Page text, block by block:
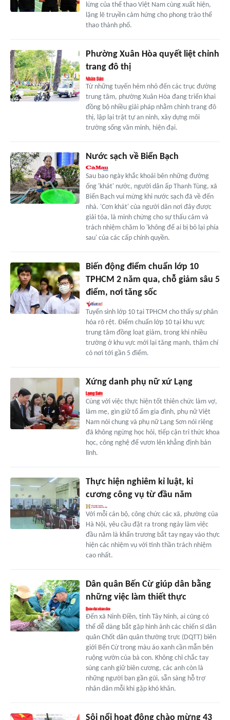
lừng của thể thao Việt Nam cùng xuất hiện,
lặng lẽ truyền cảm hứng cho phong trào thể
thao thành phố.
Phường Xuân Hòa quyết liệt chỉnh
trang đô thị
Từ những tuyến hẻm nhỏ đến các trục đường
trung tâm, phường Xuân Hòa đang triển khai
đồng bộ nhiều giải pháp nhằm chỉnh trang đô
thị, lập lại trật tự an ninh, xây dựng môi
trường sống văn minh, hiện đại.
Nước sạch về Biển Bạch
Sau bao ngày khắc khoải bên những đường
ống 'khát' nước, người dân ấp Thanh Tùng, xã
Biển Bạch vui mừng khi nước sạch đã về đến
nhà. 'Cơn khát' của người dân nơi đây được
giải tỏa, là minh chứng cho sự thấu cảm và
trách nhiệm chăm lo 'không để ai bị bỏ lại phía
sau' của các cấp chính quyền.
Biến động điểm chuẩn lớp 10
TPHCM 2 năm qua, chỗ giảm sâu 5
điểm, nơi tăng sốc
Tuyển sinh lớp 10 tại TPHCM cho thấy sự phân
hóa rõ rệt. Điểm chuẩn lớp 10 tại khu vực
trung tâm đồng loạt giảm, trong khi nhiều
trường ở khu vực mới lại tăng mạnh, thậm chí
có nơi tới gần 5 điểm.
Xứng danh phụ nữ xứ Lạng
Cùng với việc thực hiện tốt thiên chức làm vợ,
làm mẹ, gìn giữ tổ ấm gia đình, phụ nữ Việt
Nam nói chung và phụ nữ Lạng Sơn nói riêng
đã không ngừng học hỏi, tiếp cận tri thức khoa
học, công nghệ để vươn lên khẳng định bản
lĩnh.
Thực hiện nghiêm kỉ luật, kỉ
cương công vụ từ đầu năm
Với mỗi cán bộ, công chức các xã, phường của
Hà Nội, yêu cầu đặt ra trong ngày làm việc
đầu năm là khẩn trương bắt tay ngay vào thực
hiện các nhiệm vụ với tinh thần trách nhiệm
cao nhất.
Dân quân Bến Cừ giúp dân bằng
những việc làm thiết thực
Đến xã Ninh Điền, tỉnh Tây Ninh, ai cũng có
thể dễ dàng bắt gặp hình ảnh các chiến sĩ dân
quân Chốt dân quân thường trực (DQTT) biên
giới Bến Cừ trong màu áo xanh cần mẫn bên
ruộng vườn của bà con. Không chỉ chắc tay
súng canh giữ biên cương, các anh còn là
những người bạn gần gũi, sẵn sàng hỗ trợ
nhân dân mỗi khi gặp khó khăn.
Sôi nổi hoạt động chào mừng 43